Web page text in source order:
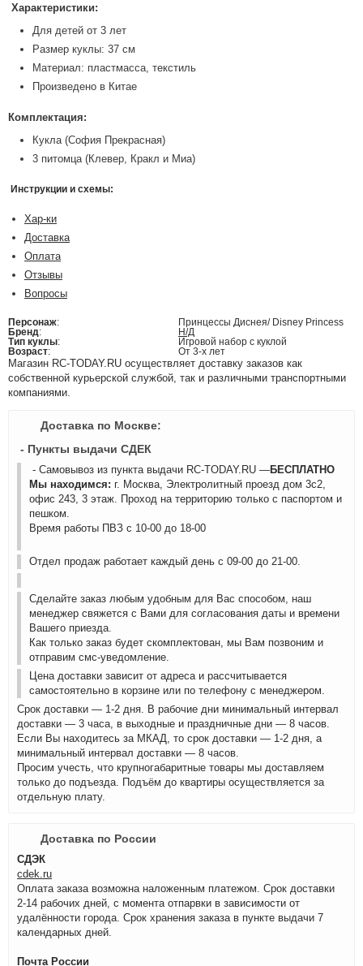
Характеристики:
Для детей от 3 лет
Размер куклы: 37 см
Материал: пластмасса, текстиль
Произведено в Китае
Комплектация:
Кукла (София Прекрасная)
3 питомца (Клевер, Кракл и Миа)
Инструкции и схемы:
Хар-ки
Доставка
Оплата
Отзывы
Вопросы
Персонаж:
Принцессы Диснея/ Disney Princess
Бренд:
Н/Д
Тип куклы:
Игровой набор с куклой
Возраст: От 3-х лет
Магазин RC-TODAY.RU осуществляет доставку заказов как
собственной курьерской службой, так и различными транспортными
компаниями.
Доставка по Москве:
- Пункты выдачи СДЕК
- Самовывоз из пункта выдачи RC-TODAY.RU —БЕСПЛАТНО
Мы находимся: г. Москва, Электролитный проезд дом 3с2,
офис 243, 3 этаж. Проход на территорию только с паспортом и
пешком.
Время работы ПВЗ с 10-00 до 18-00
Отдел продаж работает каждый день с 09-00 до 21-00.
Сделайте заказ любым удобным для Вас способом, наш
менеджер свяжется с Вами для согласования даты и времени
Вашего приезда.
Как только заказ будет скомплектован, мы Вам позвоним и
отправим смс-уведомление.
Цена доставки зависит от адреса и рассчитывается
самостоятельно в корзине или по телефону с менеджером.
Срок доставки — 1-2 дня. В рабочие дни минимальный интервал
доставки — 3 часа, в выходные и праздничные дни — 8 часов.
Если Вы находитесь за МКАД, то срок доставки — 1-2 дня, а
минимальный интервал доставки — 8 часов.
Просим учесть, что крупногабаритные товары мы доставляем
только до подъезда. Подъём до квартиры осуществляется за
отдельную плату.
Доставка по России
СДЭК
cdek.ru
Оплата заказа возможна наложенным платежом. Срок доставки
2-14 рабочих дней, с момента отпарвки в зависимости от
удалённости города. Срок хранения заказа в пункте выдачи 7
календарных дней.
Почта России